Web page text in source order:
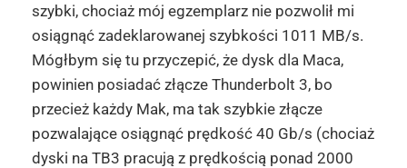
szybki, chociaż mój egzemplarz nie pozwolił mi
osiągnąć zadeklarowanej szybkości 1011 MB/s.
Mógłbym się tu przyczepić, że dysk dla Maca,
powinien posiadać złącze Thunderbolt 3, bo
przecież każdy Mak, ma tak szybkie złącze
pozwalające osiągnąć prędkość 40 Gb/s (chociaż
dyski na TB3 pracują z prędkością ponad 2000